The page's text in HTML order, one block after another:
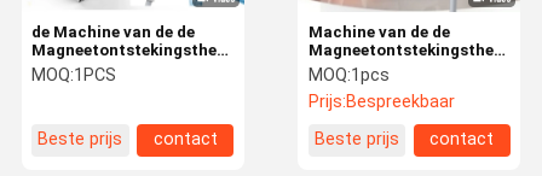
de Machine van de de
Magneetontstekingstherapie
van 3000Hz EMTT voor
ED-Behandeling 4 Tesla-
MOQ:1PCS
Beste prijs contact
Machine van de de
Magneetontstekingstherapie
van de handen de Vrije
Super Transductie met
Water Koel Systeem
MOQ:1pcs
Prijs:Bespreekbaar
Beste prijs
contact